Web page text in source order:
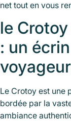
net tout en vous
le
: un
Le Crotoy est une
bordée par la
ambiance